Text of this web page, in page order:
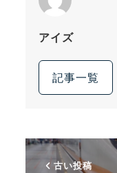
アイズ
記事一覧
古い投稿